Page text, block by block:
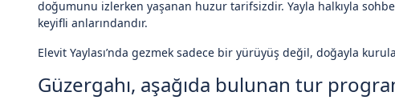
doğumunu izlerken yaşanan huzur tarifsizdir. Yayla halkıyla
keyifli anlarındandır.
Elevit Yaylası’nda gezmek sadece bir yürüyüş değil, doğayla
Güzergahı, aşağıda bulunan tur